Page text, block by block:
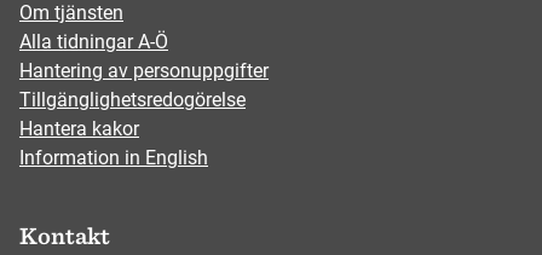
Om tjänsten
Alla tidningar A-Ö
Hantering av personuppgifter
Tillgänglighetsredogörelse
Hantera kakor
Information in English
Kontakt